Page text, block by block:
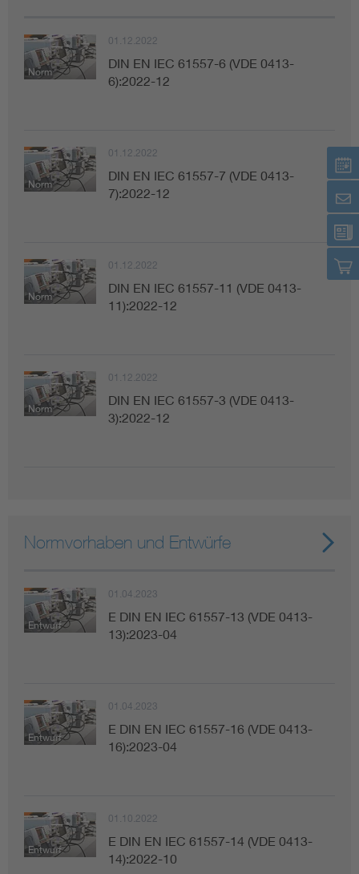
Norm
01.12.2022
DIN EN IEC 61557-6 (VDE 0413-
6):2022-12
Norm
01.12.2022
DIN EN IEC 61557-7 (VDE 0413-
7):2022-12
Norm
01.12.2022
DIN EN IEC 61557-11 (VDE 0413-
11):2022-12
Norm
01.12.2022
DIN EN IEC 61557-3 (VDE 0413-
3):2022-12
Normvorhaben und Entwürfe
Entwurf
01.04.2023
E DIN EN IEC 61557-13 (VDE 0413-
13):2023-04
Entwurf
01.04.2023
E DIN EN IEC 61557-16 (VDE 0413-
16):2023-04
Entwurf
01.10.2022
E DIN EN IEC 61557-14 (VDE 0413-
14):2022-10